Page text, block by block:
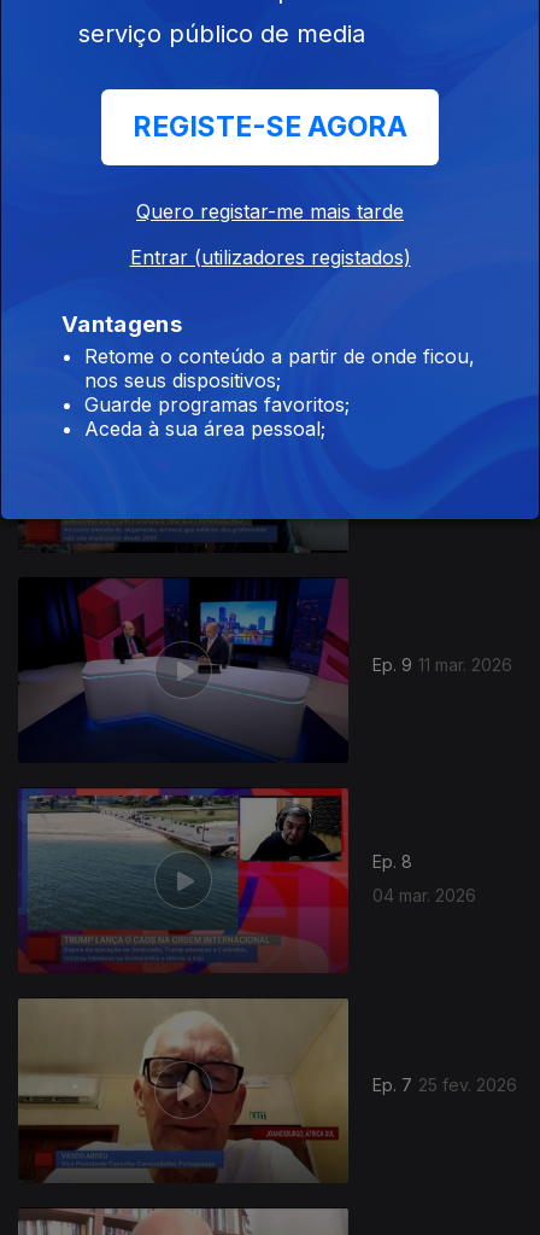
Ep. 11
Ep. 9 11 mar. 2026
Ep. 8
04 mar. 2026
Ep. 7 25 fev. 2026
serviço público de media
REGISTE-SE AGORA
Quero registar-me mais tarde
Entrar (utilizadores registados)
Vantagens
Retome o conteúdo a partir de onde ficou,
nos seus dispositivos;
Guarde programas favoritos;
Aceda à sua área pessoal;